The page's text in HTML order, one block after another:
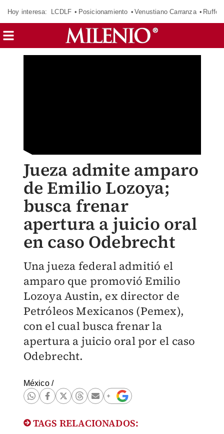
Hoy interesa: LCDLF Posicionamiento Venustiano Carranza Ruffo
Jueza admite amparo
de Emilio Lozoya;
busca frenar
apertura a juicio oral
en caso Odebrecht
Una jueza federal admitió el
amparo que promovió Emilio
Lozoya Austin, ex director de
Petróleos Mexicanos (Pemex),
con el cual busca frenar la
apertura a juicio oral por el caso
Odebrecht.
México/
TAGS RELACIONADOS: